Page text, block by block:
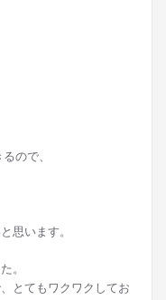
ので、
思います。
。
とてもワクワクしてお